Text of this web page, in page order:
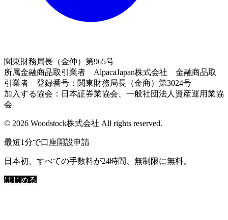
関東財務局長（金仲）第965号
所属金融商品取引業者 AlpacaJapan株式会社 金融商品取
引業者 登録番号：関東財務局長（金商）第3024号
加入する協会：日本証券業協会、一般社団法人資産運用業協
会
© 2026 Woodstock株式会社 All rights reserved.
最短1分で口座開設申請
日本初、すべての手数料が24時間、無制限に無料。
はじめる